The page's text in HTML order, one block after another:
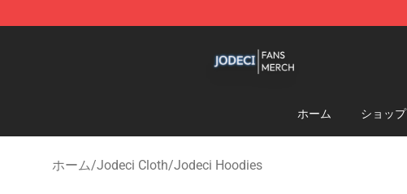
ホーム ショップ
ホーム/Jodeci Cloth/Jodeci Hoodies